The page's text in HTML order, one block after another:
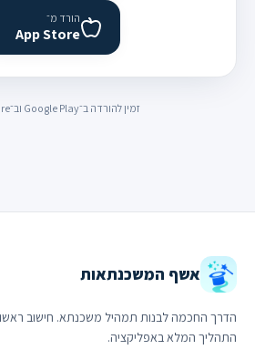
הורד מ־
App Store
זמין להורדה ב־Google Play וב־App Store.
אשף המשכנתאות
הדרך החכמה לבנות תמהיל משכנתא. חישוב
התהליך המלא באפליקציה.